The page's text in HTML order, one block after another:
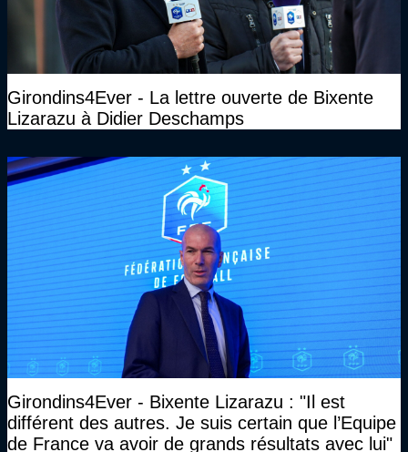
Girondins4Ever - La lettre ouverte de Bixente
Lizarazu à Didier Deschamps
Girondins4Ever - Bixente Lizarazu : "Il est
différent des autres. Je suis certain que l’Equipe
de France va avoir de grands résultats avec lui"